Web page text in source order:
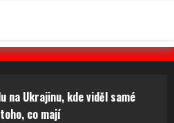
na Ukrajinu, kde viděl samé
co mají